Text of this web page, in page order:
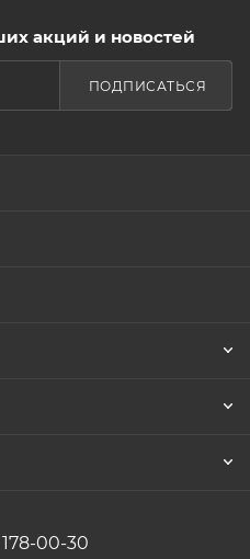
акций и новостей
ПОДПИСАТЬСЯ
00-30